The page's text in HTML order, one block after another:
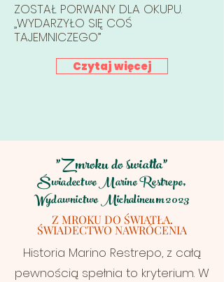
ZOSTAŁ PORWANY DLA OKUPU.
„WYDARZYŁO SIĘ COŚ
TAJEMNICZEGO”
Czytaj więcej
"Z mroku do światła"
Świadectwo Marino Restrepo,
Wydawnictwo Michalineum 2023
Z MROKU DO ŚWIATŁA.
ŚWIADECTWO NAWRÓCENIA
Historia Marino Restrepo, z całą
pewnością spełnia to kryterium. W